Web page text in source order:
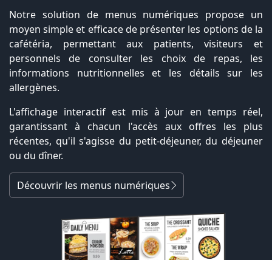
Notre solution de menus numériques propose un
moyen simple et efficace de présenter les options de la
cafétéria, permettant aux patients, visiteurs et
personnels de consulter les choix de repas, les
informations nutritionnelles et les détails sur les
allergènes.
L'affichage interactif est mis à jour en temps réel,
garantissant à chacun l'accès aux offres les plus
récentes, qu'il s'agisse du petit-déjeuner, du déjeuner
ou du dîner.
Découvrir les menus numériques